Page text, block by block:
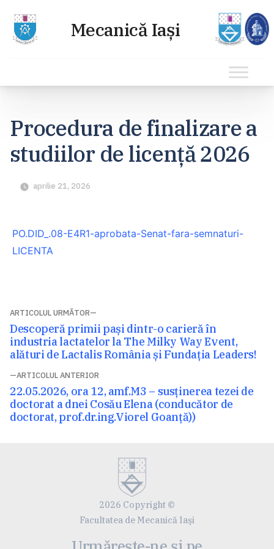
conținut
Procedura de finalizare a
studiilor de licență 2026
aprilie 21, 2026
PO.DID_.08-E4R1-aprobata-Senat-fara-semnaturi-
LICENTA
Navigare
în
articole
ARTICOLUL ANTERIOR
Articolul
anterior:
22.05.2026, ora 12, amf.M3 – susținerea tezei de
doctorat a dnei Cosău Elena (conducător de
doctorat, prof.dr.ing.Viorel Goanță))
ARTICOLUL URMĂTOR
Articolul
următor:
Descoperă primii pași dintr-o carieră în
industria lactatelor la The Milky Way Event,
alături de Lactalis România și Fundația Leaders!
2026 Copyright ©
Facultatea de Mecanică Iaşi